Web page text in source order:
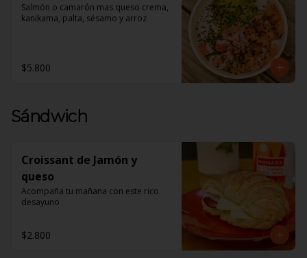
Salmón o camarón mas queso crema,
kanikama, palta, sésamo y arroz
$5.800
Sándwich
Croissant de Jamón y
queso
Acompaña tu mañana con este rico
desayuno
$2.800